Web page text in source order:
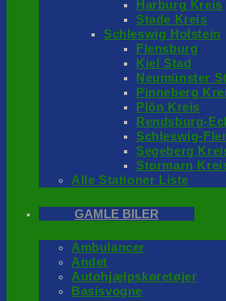
Harburg Kreis
Stade Kreis
Schleswig Holstein
Flensburg
Kiel Stad
Neumünster
Pinneberg
Plön Kreis
Rendsburg-
Schleswig-
Segeberg
Stormarn
Alle Stationer Liste
GAMLE BILER
Ambulancer
Andet
Autohjælpskøretøjer
Basisvogne